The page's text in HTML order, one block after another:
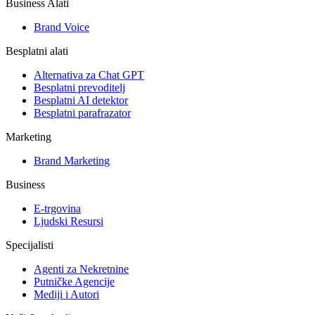
Business Alati
Brand Voice
Besplatni alati
Alternativa za Chat GPT
Besplatni prevoditelj
Besplatni AI detektor
Besplatni parafrazator
Marketing
Brand Marketing
Business
E-trgovina
Ljudski Resursi
Specijalisti
Agenti za Nekretnine
Putničke Agencije
Mediji i Autori